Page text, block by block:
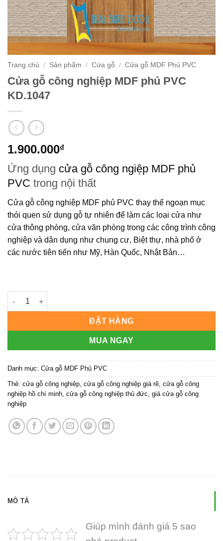
Trang chủ / Sản phẩm / Cửa gỗ / Cửa gỗ MDF Phủ PVC
Cửa gỗ công nghiệp MDF phủ PVC
KD.1047
1.900.000₫
Ứng dụng cửa gỗ công ngiệp MDF phủ
PVC trong nội thất
Cửa gỗ công nghiệp MDF phủ PVC thay thế ngoạn mục
thói quen sử dụng gỗ tự nhiên để làm các loại cửa như
cửa thông phòng, cửa văn phòng trong các công trình công
nghiệp và dân dụng như chung cư, Biệt thự, nhà phố ở
các nước tiên tiến như Mỹ, Hàn Quốc, Nhật Bản…
Cửa gỗ công nghiệp MDF phủ PVC KD.1047 số lượng
ĐẶT HÀNG
MUA NGAY
Danh mục: Cửa gỗ MDF Phủ PVC
Thẻ: cửa gỗ công nghiệp, cửa gỗ công nghiệp giá rẽ, cửa gỗ công
nghiệp hồ chí minh, cửa gỗ công nghiệp thủ đức, giá cửa gỗ công
nghiệp
MÔ TẢ
Giúp mình đánh giá 5 sao